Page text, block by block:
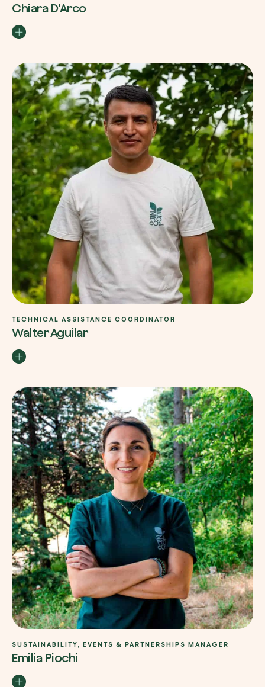
Chiara D'Arco
TECHNICAL ASSISTANCE COORDINATOR
Walter Aguilar
SUSTAINABILITY, EVENTS & PARTNERSHIPS MANAGER
Emilia Piochi